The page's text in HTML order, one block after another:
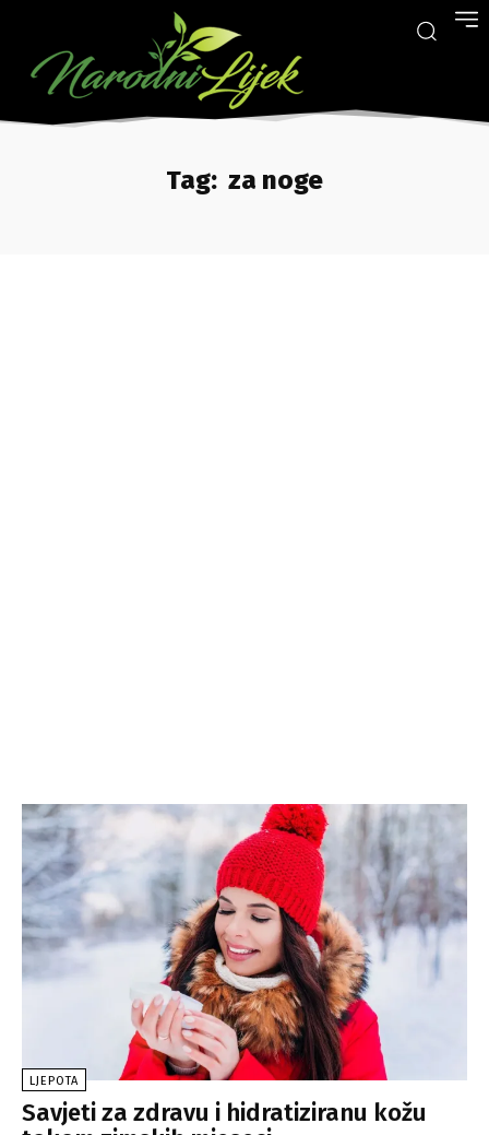
Tag: za noge
LJEPOTA
Savjeti za zdravu i hidratiziranu kožu